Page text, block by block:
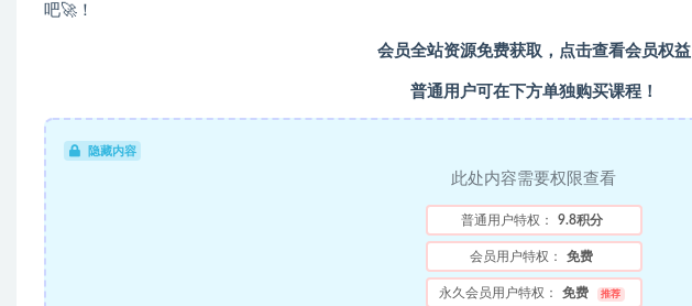
吧🚀！
会员全站资源免费获取，点击查看会员权益
普通用户可在下方单独购买课程！
隐藏内容
此处内容需要权限查看
普通用户特权： 9.8积分
会员用户特权： 免费
永久会员用户特权： 免费 推荐